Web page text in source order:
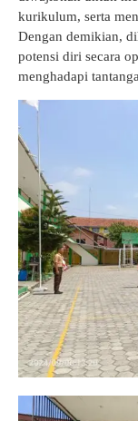
kurikulum, serta
Dengan demikian,
potensi diri secara
menghadapi